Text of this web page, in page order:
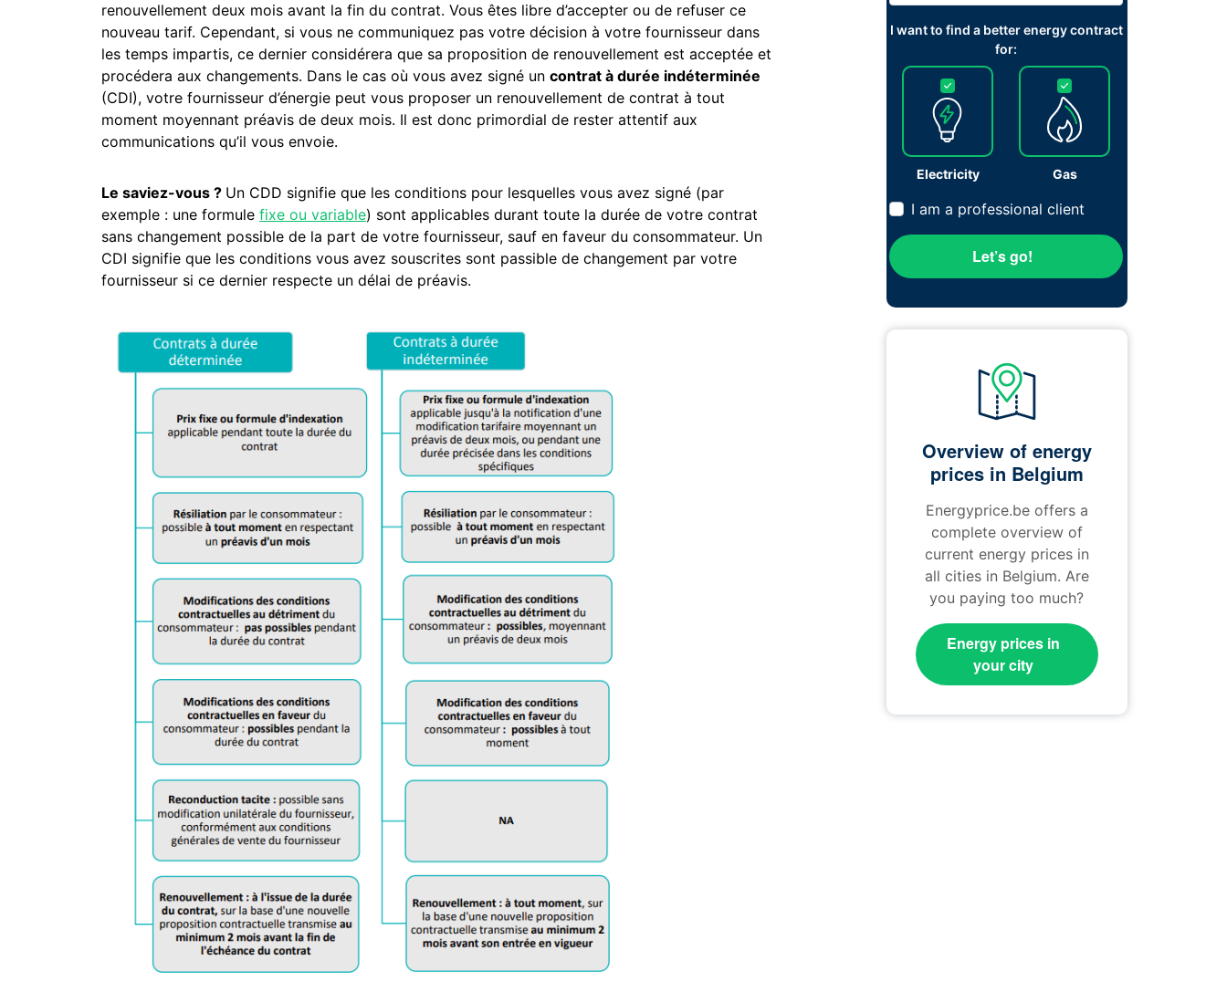
renouvellement deux mois avant la fin du contrat. Vous êtes libre d’accepter ou de refuser ce
nouveau tarif. Cependant, si vous ne communiquez pas votre décision à votre fournisseur dans
les temps impartis, ce dernier considérera que sa proposition de renouvellement est acceptée et
procédera aux changements. Dans le cas où vous avez signé uncontrat à durée indéterminée
(CDI), votre fournisseur d’énergie peut vous proposer un renouvellement de contrat à tout
moment moyennant préavis de deux mois. Il est donc primordial de rester attentif aux
communications qu’il vous envoie.
Le saviez-vous ? Un CDD signifie que les conditions pour lesquelles vous avez signé (par
exemple : une formulefixe ou variable) sont applicables durant toute la durée de votre contrat
sans changement possible de la part de votre fournisseur, sauf en faveur du consommateur. Un
CDI signifie que les conditions vous avez souscrites sont passible de changement par votre
fournisseur si ce dernier respecte un délai de préavis.
I want to find a better energy contract
for:
Electricity Gas
I am a professional client
Let’s go!
Overview of energy
prices in Belgium
Energyprice.be offers a
complete overview of
current energy prices in
all cities in Belgium. Are
you paying too much?
Energy prices in
your city